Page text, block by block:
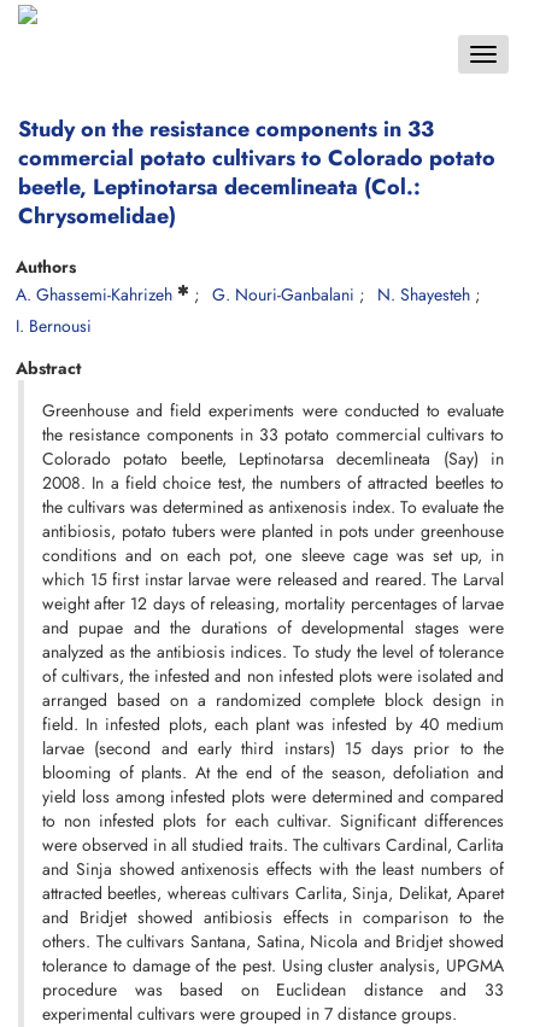
Toggle
Study on the resistance components in 33
commercial potato cultivars to Colorado potato
beetle, Leptinotarsa decemlineata (Col.:
Chrysomelidae)
Authors
A. Ghassemi-Kahrizeh
G. Nouri-Ganbalani
N. Shayesteh
I. Bernousi
Abstract
Greenhouse and field experiments were conducted to evaluate
the resistance components in 33 potato commercial cultivars to
Colorado potato beetle, Leptinotarsa decemlineata (Say) in
2008. In a field choice test, the numbers of attracted beetles to
the cultivars was determined as antixenosis index. To evaluate the
antibiosis, potato tubers were planted in pots under greenhouse
conditions and on each pot, one sleeve cage was set up, in
which 15 first instar larvae were released and reared. The Larval
weight after 12 days of releasing, mortality percentages of larvae
and pupae and the durations of developmental stages were
analyzed as the antibiosis indices. To study the level of tolerance
of cultivars, the infested and non infested plots were isolated and
arranged based on a randomized complete block design in
field. In infested plots, each plant was infested by 40 medium
larvae (second and early third instars) 15 days prior to the
blooming of plants. At the end of the season, defoliation and
yield loss among infested plots were determined and compared
to non infested plots for each cultivar. Significant differences
were observed in all studied traits. The cultivars Cardinal, Carlita
and Sinja showed antixenosis effects with the least numbers of
attracted beetles, whereas cultivars Carlita, Sinja, Delikat, Aparet
and Bridjet showed antibiosis effects in comparison to the
others. The cultivars Santana, Satina, Nicola and Bridjet showed
tolerance to damage of the pest. Using cluster analysis, UPGMA
procedure was based on Euclidean distance and 33
experimental cultivars were grouped in 7 distance groups.